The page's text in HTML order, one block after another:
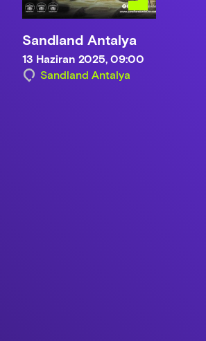
Sandland Antalya
13 Haziran 2025, 09:00
Sandland Antalya